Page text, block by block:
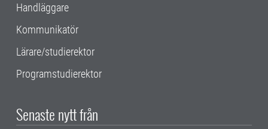
Handläggare
Kommunikatör
Lärare/studierektor
Programstudierektor
Senaste nytt från